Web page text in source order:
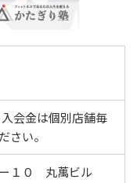
会金は個別店舗毎
さい。
１０ 丸萬ビル